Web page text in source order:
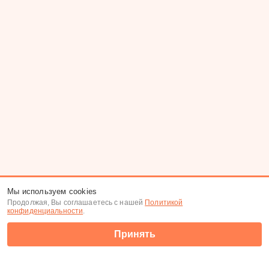
Мы используем cookies
Продолжая, Вы соглашаетесь с нашей Политикой
конфиденциальности.
Принять